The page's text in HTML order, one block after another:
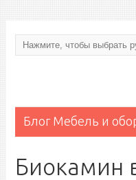
Блог Мебель и
Биокамин